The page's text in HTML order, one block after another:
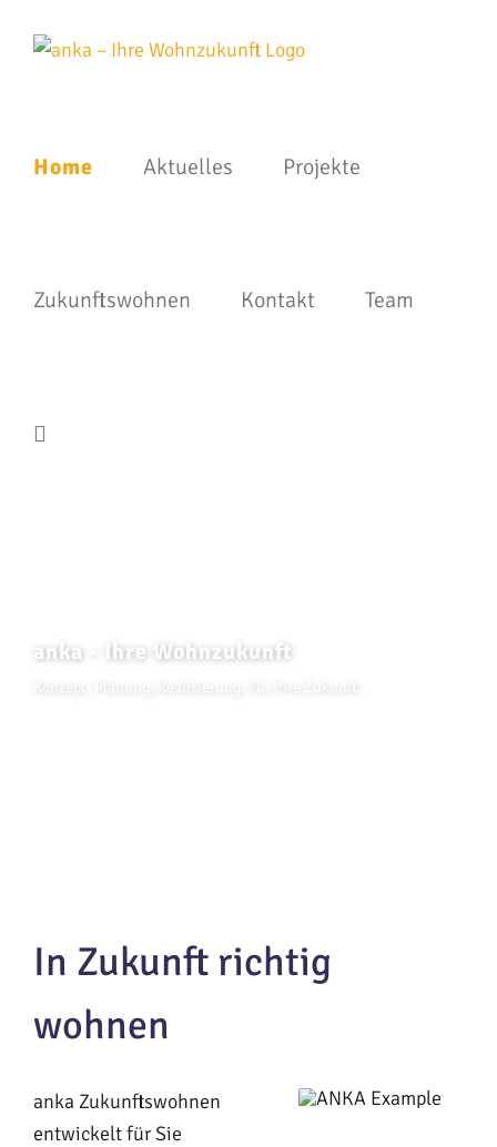
Inhalt
Home Aktuelles Projekte
Zukunftswohnen Kontakt Team
anka - Ihre Wohnzukunft
In Zukunft richtig
wohnen
anka Zukunftswohnen
entwickelt für Sie